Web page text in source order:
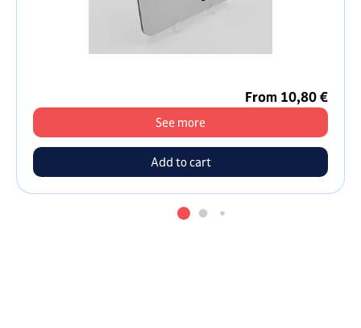
From 10,80 €
See more